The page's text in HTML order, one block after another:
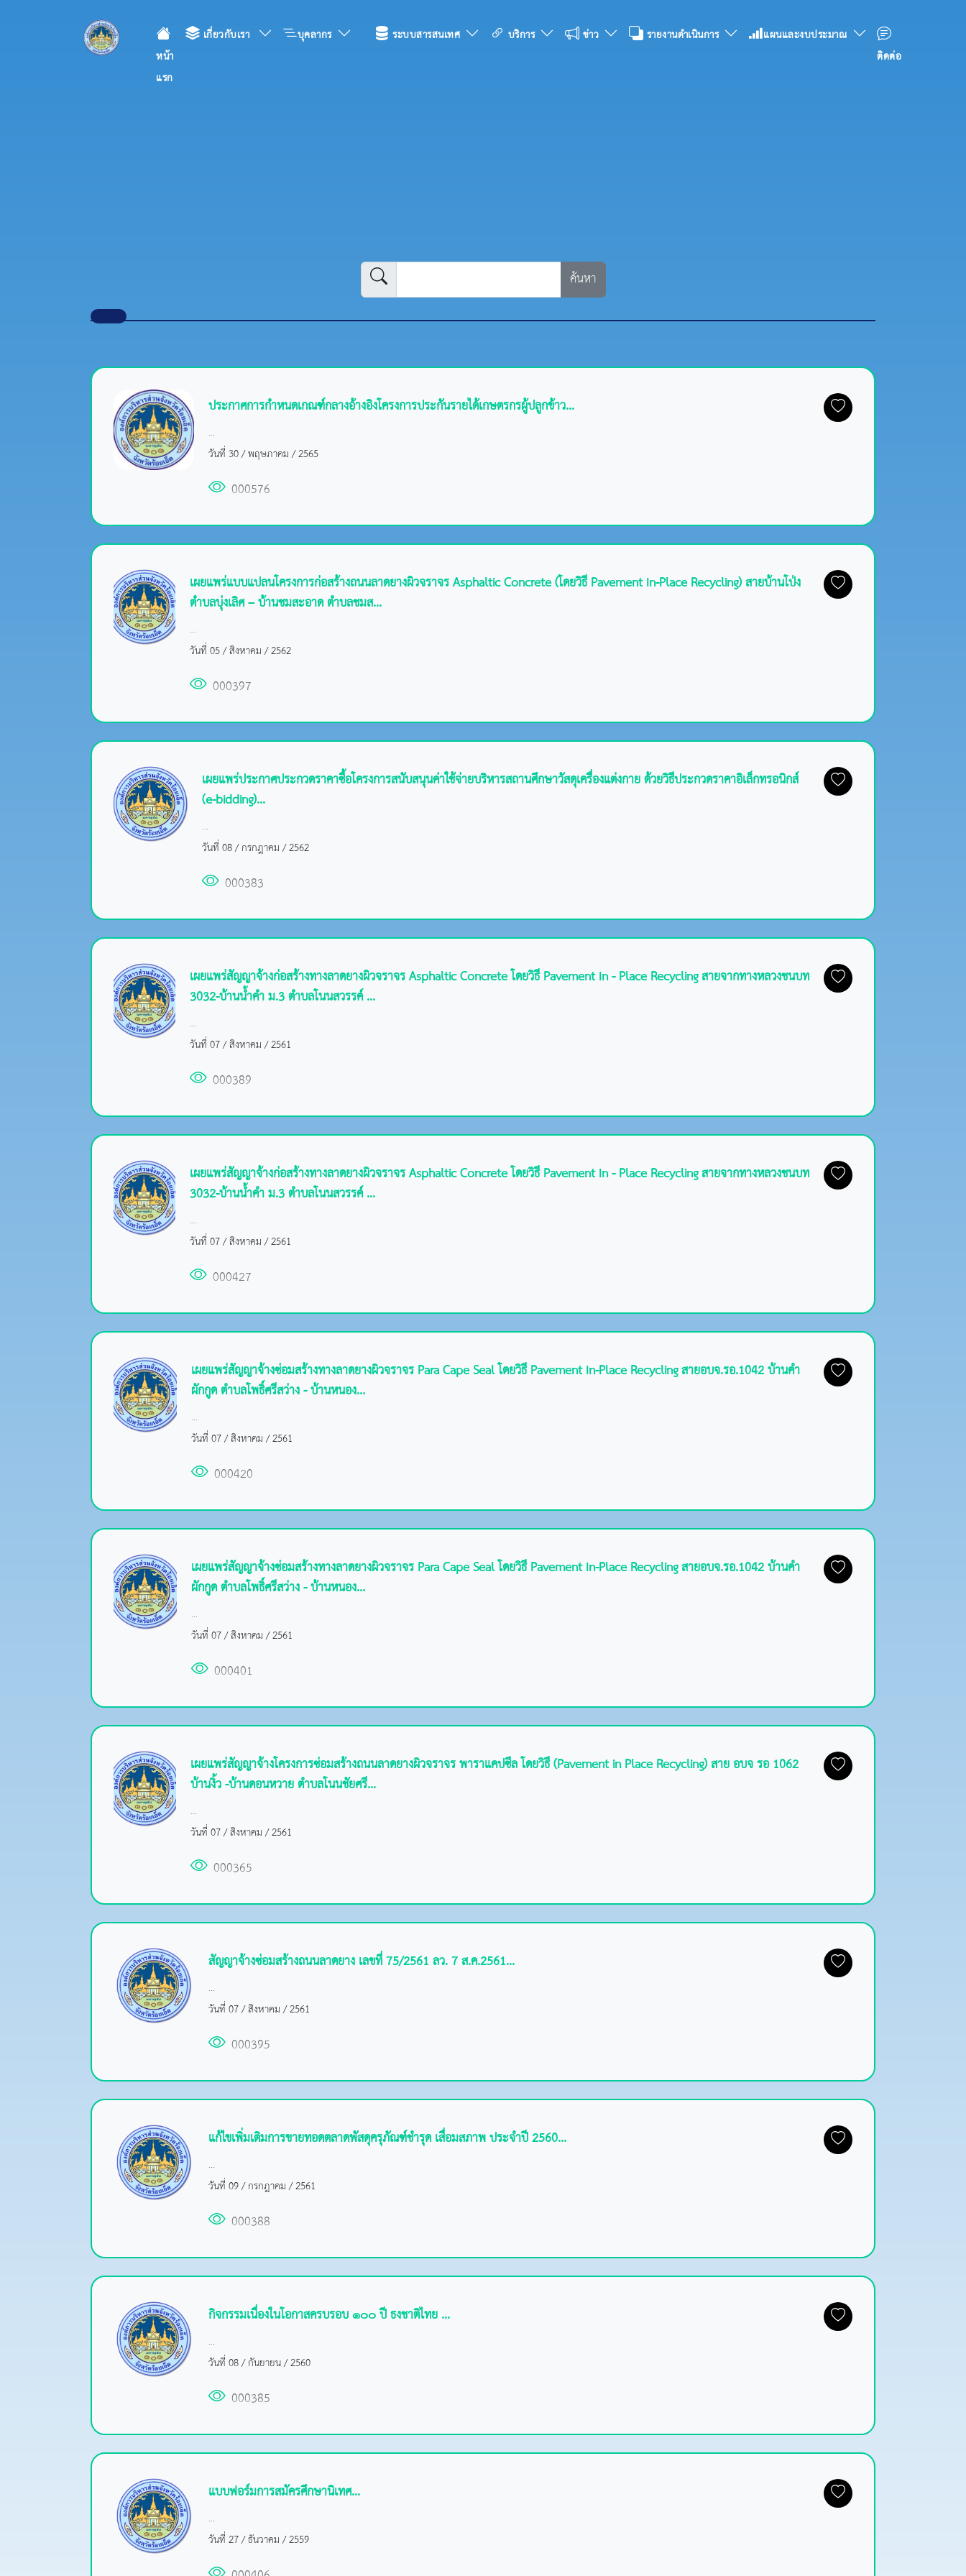
หน้า
แรก
เกี่ยวกับเรา บุคลากร ระบบสารสนเทศ บริการ ข่าว รายงานดำเนินการ
แผนและงบประมาณ
ติดต่อ
ค้นหา
ประกาศการกำหนดเกณฑ์กลางอ้างอิงโครงการประกันรายได้เกษตรกรผู้ปลูกข้าว...
...
วันที่ 30 / พฤษภาคม / 2565
000576
เผยแพร่แบบแปลนโครงการก่อสร้างถนนลาดยางผิวจราจร Asphaltic Concrete (โดยวิธี Pavement In-Place Recycling) สายบ้านโป่ง
ตำบลบุ่งเลิศ – บ้านชมสะอาด ตำบลชมส...
...
วันที่ 05 / สิงหาคม / 2562
000397
เผยแพร่ประกาศประกวดราคาซื้อโครงการสนับสนุนค่าใช้จ่ายบริหารสถานศึกษาวัสดุเครื่องแต่งกาย ด้วยวิธีประกวดราคาอิเล็กทรอนิกส์
(e-bidding)...
...
วันที่ 08 / กรกฎาคม / 2562
000383
เผยแพร่สัญญาจ้างก่อสร้างทางลาดยางผิวจราจร Asphaltic Concrete โดยวิธี Pavement In - Place Recycling สายจากทางหลวงชนบท
3032-บ้านน้ำคำ ม.3 ตำบลโนนสวรรค์ ...
...
วันที่ 07 / สิงหาคม / 2561
000389
เผยแพร่สัญญาจ้างก่อสร้างทางลาดยางผิวจราจร Asphaltic Concrete โดยวิธี Pavement In - Place Recycling สายจากทางหลวงชนบท
3032-บ้านน้ำคำ ม.3 ตำบลโนนสวรรค์ ...
...
วันที่ 07 / สิงหาคม / 2561
000427
เผยแพร่สัญญาจ้างซ่อมสร้างทางลาดยางผิวจราจร Para Cape Seal โดยวิธี Pavement In-Place Recycling สายอบจ.รอ.1042 บ้านคำ
ผักกูด ตำบลโพธิ์ศรีสว่าง - บ้านหนอง...
...
วันที่ 07 / สิงหาคม / 2561
000420
เผยแพร่สัญญาจ้างซ่อมสร้างทางลาดยางผิวจราจร Para Cape Seal โดยวิธี Pavement In-Place Recycling สายอบจ.รอ.1042 บ้านคำ
ผักกูด ตำบลโพธิ์ศรีสว่าง - บ้านหนอง...
...
วันที่ 07 / สิงหาคม / 2561
000401
เผยแพร่สัญญาจ้างโครงการซ่อมสร้างถนนลาดยางผิวจราจร พาราแคปซีล โดยวิธี (Pavement in Place Recycling) สาย อบจ รอ 1062
บ้านงิ้ว -บ้านดอนหวาย ตำบลโนนชัยศรี...
...
วันที่ 07 / สิงหาคม / 2561
000365
สัญญาจ้างซ่อมสร้างถนนลาดยาง เลขที่ 75/2561 ลว. 7 ส.ค.2561...
...
วันที่ 07 / สิงหาคม / 2561
000395
แก้ไขเพิ่มเติมการขายทอดตลาดพัสดุครุภัณฑ์ชำรุด เสื่อมสภาพ ประจำปี 2560...
...
วันที่ 09 / กรกฎาคม / 2561
000388
กิจกรรมเนื่องในโอกาสครบรอบ ๑๐๐ ปี ธงชาติไทย ...
...
วันที่ 08 / กันยายน / 2560
000385
แบบฟอร์มการสมัครศึกษานิเทศ...
...
วันที่ 27 / ธันวาคม / 2559